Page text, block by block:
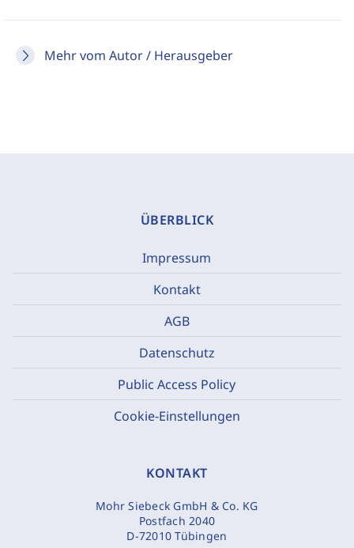
Mehr vom Autor / Herausgeber
ÜBERBLICK
Impressum
Kontakt
AGB
Datenschutz
Public Access Policy
Cookie-Einstellungen
KONTAKT
Mohr Siebeck GmbH & Co. KG
Postfach 2040
D-72010 Tübingen